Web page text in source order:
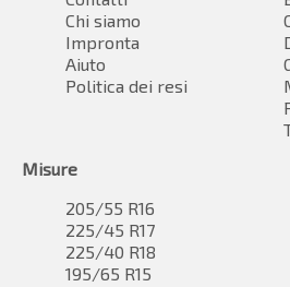
Chi siamo
Impronta
Aiuto
Politica dei resi
Misure
205/55 R16
225/45 R17
225/40 R18
195/65 R15